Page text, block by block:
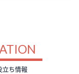
立ち情報